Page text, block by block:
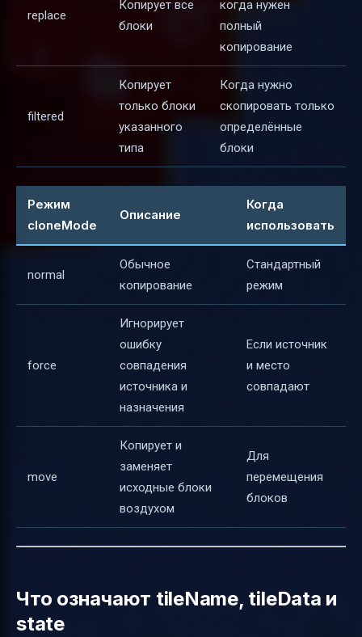
replace
Копирует все
блоки
когда нужен
полный
копирование
filtered
Копирует
только блоки
указанного
типа
Когда нужно
скопировать только
определённые
блоки
Режим
cloneMode
Описание
Когда
использовать
normal
Обычное
копирование
Стандартный
режим
force
Игнорирует
ошибку
совпадения
источника и
назначения
Если источник
и место
совпадают
move
Копирует и
заменяет
исходные блоки
воздухом
Для
перемещения
блоков
Что означают tileName, tileData и
state